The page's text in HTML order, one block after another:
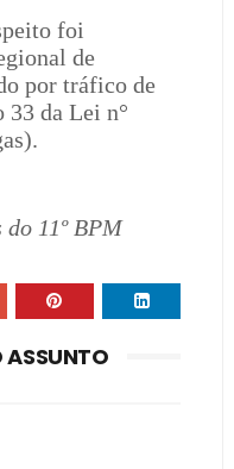
foi
de
por tráfico de
33 da Lei n°
11º BPM
ASSUNTO